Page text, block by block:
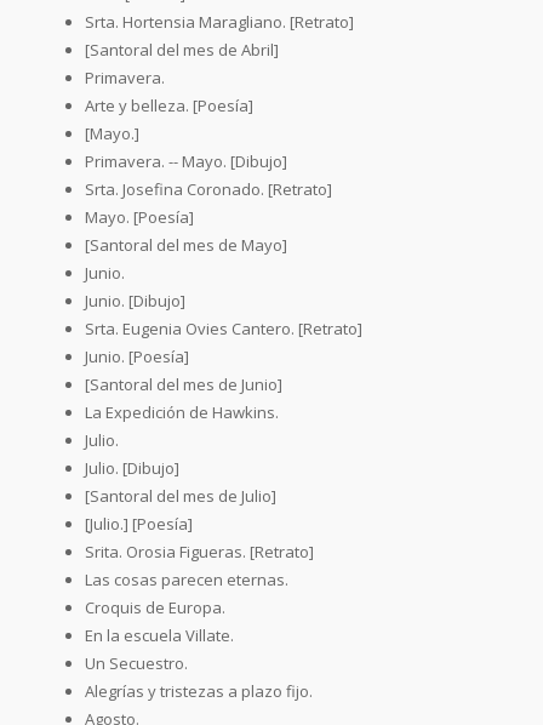
Srta. Hortensia Maragliano. [Retrato]
[Santoral del mes de Abril]
Primavera.
Arte y belleza. [Poesía]
[Mayo.]
Primavera. -- Mayo. [Dibujo]
Srta. Josefina Coronado. [Retrato]
Mayo. [Poesía]
[Santoral del mes de Mayo]
Junio.
Junio. [Dibujo]
Srta. Eugenia Ovies Cantero. [Retrato]
Junio. [Poesía]
[Santoral del mes de Junio]
La Expedición de Hawkins.
Julio.
Julio. [Dibujo]
[Santoral del mes de Julio]
[Julio.] [Poesía]
Srita. Orosia Figueras. [Retrato]
Las cosas parecen eternas.
Croquis de Europa.
En la escuela Villate.
Un Secuestro.
Alegrías y tristezas a plazo fijo.
Agosto.